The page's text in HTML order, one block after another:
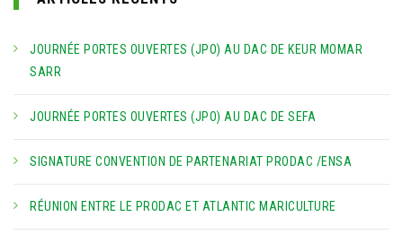
JOURNÉE PORTES OUVERTES (JPO) AU DAC DE KEUR MOMAR
SARR
JOURNÉE PORTES OUVERTES (JPO) AU DAC DE SEFA
SIGNATURE CONVENTION DE PARTENARIAT PRODAC /ENSA
RÉUNION ENTRE LE PRODAC ET ATLANTIC MARICULTURE